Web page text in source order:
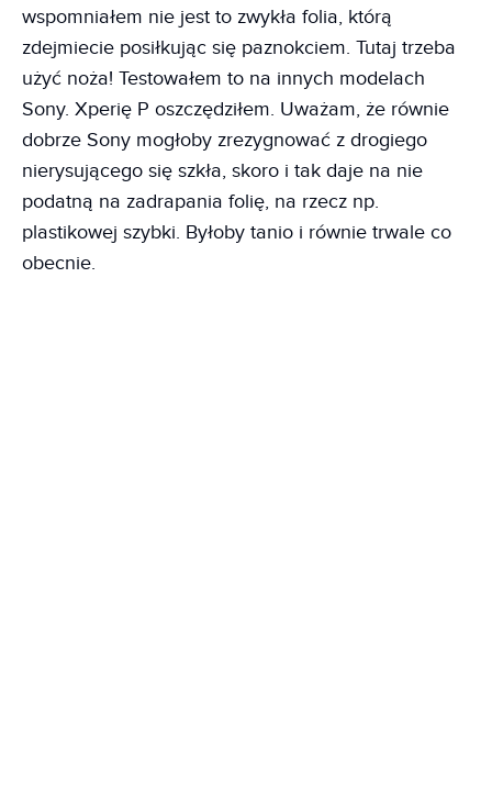
wspomniałem nie jest to zwykła folia, którą
zdejmiecie posiłkując się paznokciem. Tutaj trzeba
użyć noża! Testowałem to na innych modelach
Sony. Xperię P oszczędziłem. Uważam, że równie
dobrze Sony mogłoby zrezygnować z drogiego
nierysującego się szkła, skoro i tak daje na nie
podatną na zadrapania folię, na rzecz np.
plastikowej szybki. Byłoby tanio i równie trwale co
obecnie.